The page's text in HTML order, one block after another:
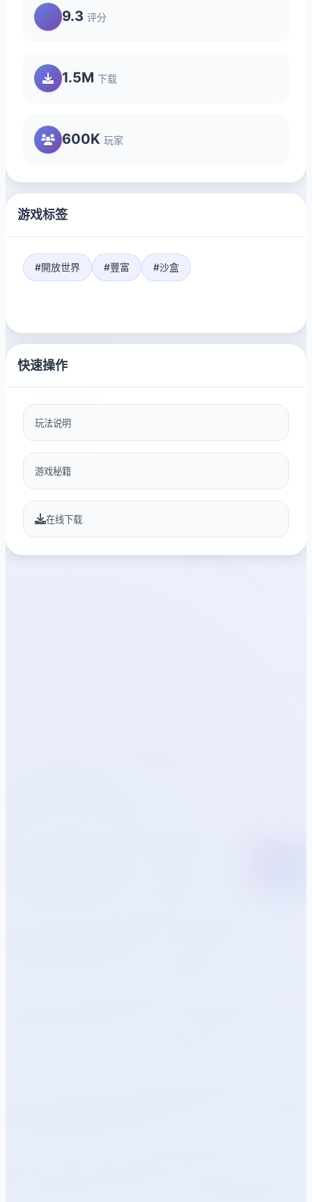
9.3 评分
1.5M 下载
600K 玩家
游戏标签
#開放世界 #豐富 #沙盒
快速操作
玩法说明
游戏秘籍
在线下载